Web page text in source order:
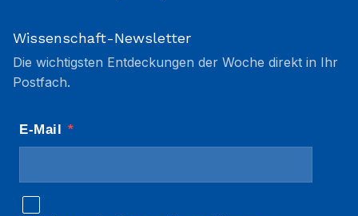
Wissenschaft-Newsletter
Die wichtigsten Entdeckungen der Woche direkt in Ihr
Postfach.